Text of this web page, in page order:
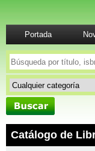
Portada
Catálogo de